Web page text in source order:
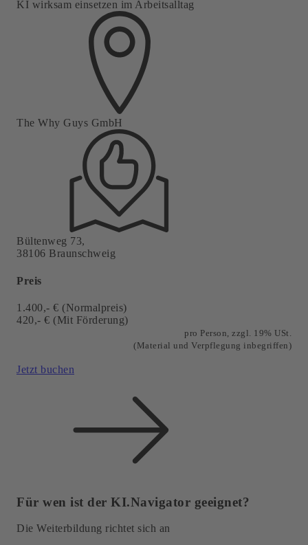
KI wirksam einsetzen im Arbeitsalltag
The Why Guys GmbH
Bültenweg 73,
38106 Braunschweig
Preis
1.400,- € (Normalpreis)
420,- € (Mit Förderung)
pro Person, zzgl. 19% USt.
(Material und Verpflegung inbegriffen)
Jetzt buchen
Für wen ist der KI.Navigator geeignet?
Die Weiterbildung richtet sich an